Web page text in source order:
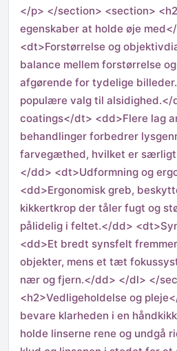
</p> </section> <section>
egenskaber at holde øje
<dt>Forstørrelse og
balance mellem forstørrelse
afgørende for tydelige
populære valg til alsidighed.</
coatings</dt> <dd>Flere lag
behandlinger forbedrer
farvegæthed, hvilket er
</dd> <dt>Udformning og
<dd>Ergonomisk greb,
kikkertkrop der tåler fugt og
pålidelig i feltet.</dd>
<dd>Et bredt synsfelt
objekter, mens et tæt
nær og fjern.</dd> </dl> </
<h2>Vedligeholdelse og
bevare klarheden i en
holde linserne rene og undgå